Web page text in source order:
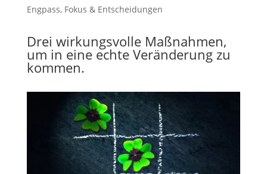
Engpass, Fokus & Entscheidungen
Drei wirkungsvolle Maßnahmen,
um in eine echte Veränderung zu
kommen.